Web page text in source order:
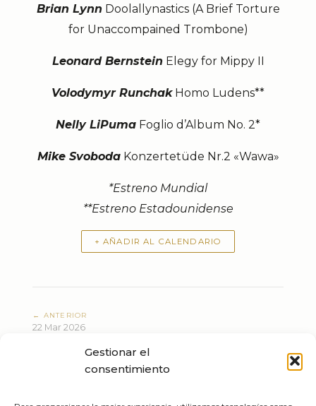
Gestionar el
consentimiento
Brian Lynn Doolallynastics (A Brief Torture
for Unaccompained Trombone)
Leonard Bernstein Elegy for Mippy II
Volodymyr RunchakHomo Ludens**
Nelly LiPuma Foglio d’Album No. 2*
Mike SvobodaKonzertetüde Nr.2 «Wawa»
*Estreno Mundial
**Estreno Estadounidense
+ AÑADIR AL CALENDARIO
← ANTERIOR
22 Mar 2026
SIGUIENTE →
07 Apr 2026